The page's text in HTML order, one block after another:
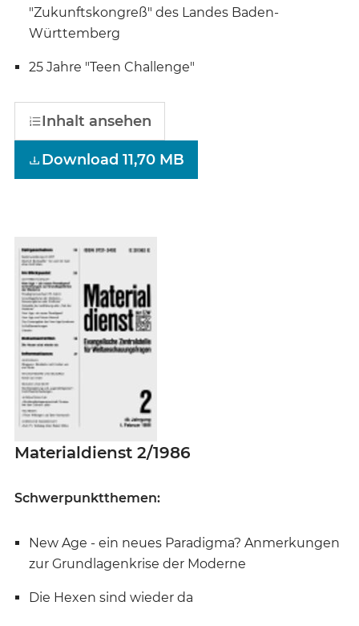
"Zukunftskongreß" des Landes Baden-
Württemberg
25 Jahre "Teen Challenge"
Inhalt ansehen
Download 11,70 MB
Materialdienst 2/1986
Schwerpunktthemen:
New Age - ein neues Paradigma? Anmerkungen
zur Grundlagenkrise der Moderne
Die Hexen sind wieder da